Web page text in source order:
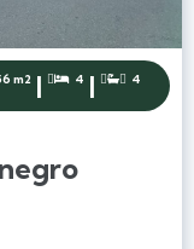
m2 |  4 |  4